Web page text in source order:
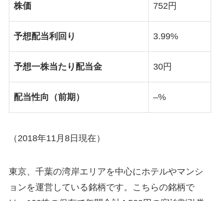
株価 752円
予想配当利回り 3.99%
予想一株当たり配当金 30円
配当性向（前期） –%
（2018年11月8日現在）
東京、千葉の湾岸エリアを中心にホテルやマンシ
ョンを運営している銘柄です。こちらの銘柄で